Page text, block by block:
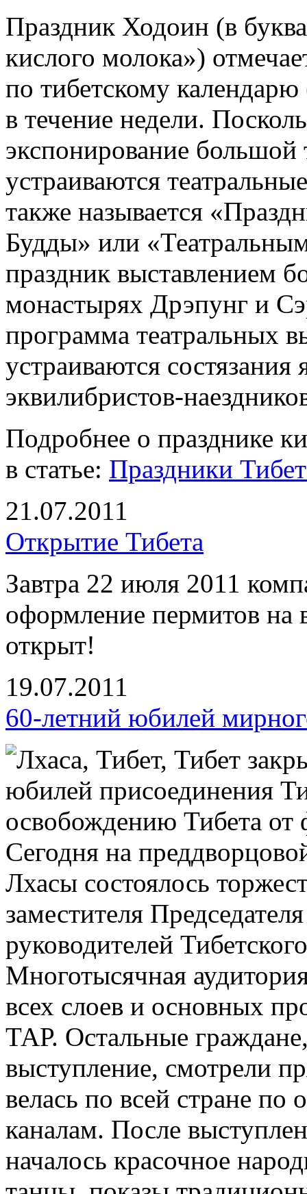
Праздник Ходоин (в
кислого молока»)
по тибетскому
в течение недели.
экспонирование
устраиваются
также называется
Будды» или
праздник выставлением
монастырях Дрэпунг и
программа театральных
устраиваются
эквилибристов-
Подробнее о празднике
в статье: Праздники
21.07.2011
Открытие Тибета
Завтра 22 июля 2011
оформление пермитов на
открыт!
19.07.2011
60-летний юбилей
Сегодня на
Лхасы состоялось
заместителя
руководителей
Многотысячная
всех слоев и основных
ТАР. Остальные
выступление, смотрели
велась по всей стране
каналам. После
началось красочное